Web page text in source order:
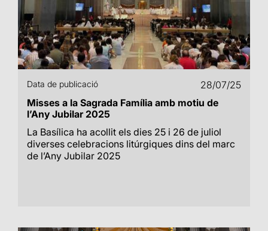
Data de publicació
28/07/25
Misses a la Sagrada Família amb motiu de
l’Any Jubilar 2025
La Basílica ha acollit els dies 25 i 26 de juliol
diverses celebracions litúrgiques dins del marc
de l’Any Jubilar 2025